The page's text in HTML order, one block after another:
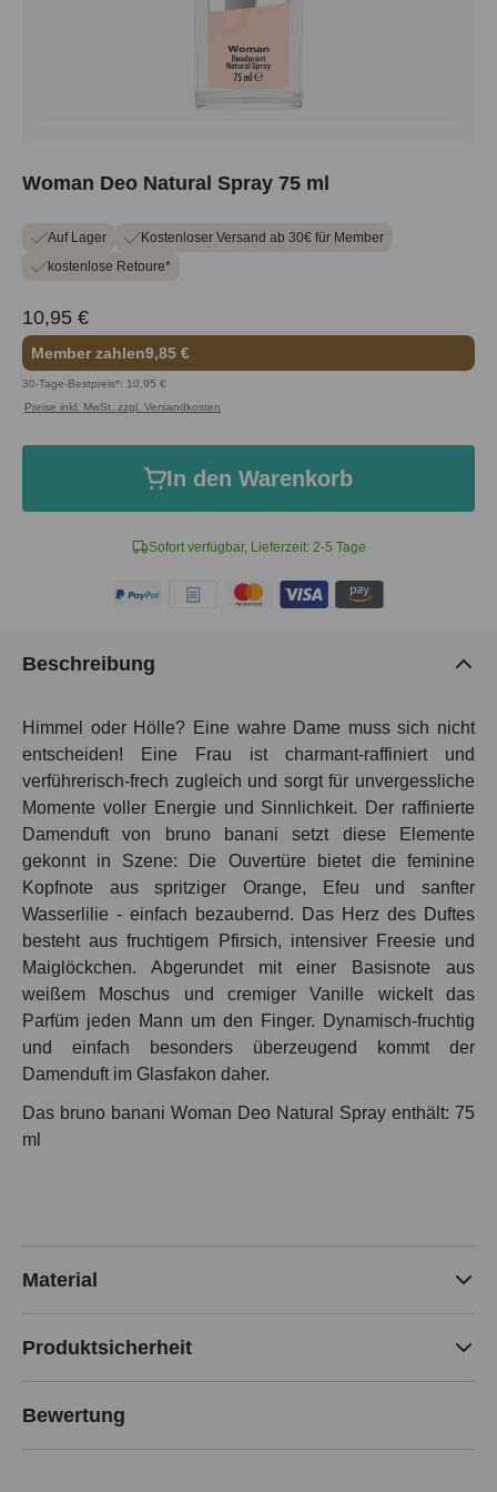
Woman Deo Natural Spray 75 ml
Auf Lager
Kostenloser Versand ab 30€ für Member
kostenlose Retoure*
10,95 €
Member zahlen9,85 €
30-Tage-Bestpreis*: 10,95 €
Preise inkl. MwSt. zzgl. Versandkosten
Sofort verfügbar, Lieferzeit: 2-5 Tage
In den Warenkorb
Beschreibung
Himmel oder Hölle? Eine wahre Dame muss sich nicht
entscheiden! Eine Frau ist charmant-raffiniert und
verführerisch-frech zugleich und sorgt für unvergessliche
Momente voller Energie und Sinnlichkeit. Der raffinierte
Damenduft von bruno banani setzt diese Elemente
gekonnt in Szene: Die Ouvertüre bietet die feminine
Kopfnote aus spritziger Orange, Efeu und sanfter
Wasserlilie - einfach bezaubernd. Das Herz des Duftes
besteht aus fruchtigem Pfirsich, intensiver Freesie und
Maiglöckchen. Abgerundet mit einer Basisnote aus
weißem Moschus und cremiger Vanille wickelt das
Parfüm jeden Mann um den Finger. Dynamisch-fruchtig
und einfach besonders überzeugend kommt der
Damenduft im Glasfakon daher.
Das bruno banani Woman Deo Natural Spray enthält: 75
ml
Material
Produktsicherheit
Bewertung